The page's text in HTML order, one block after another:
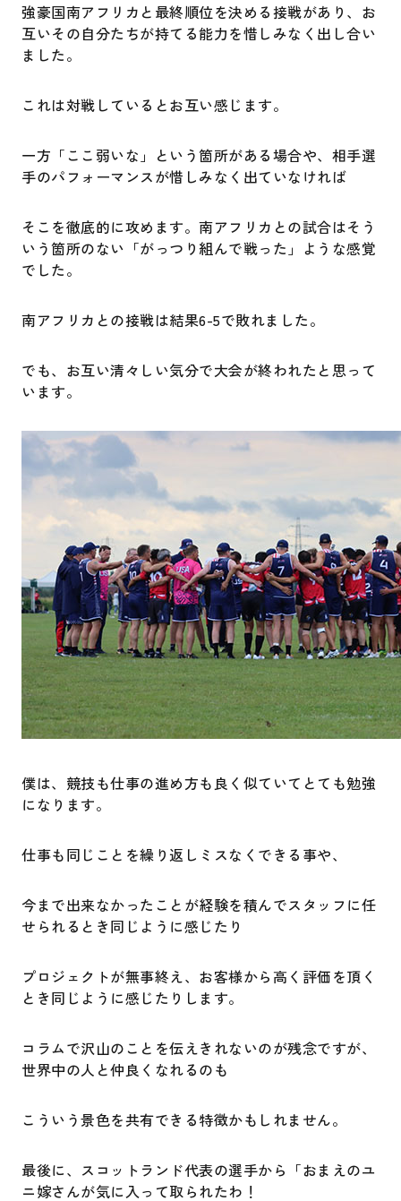
強豪国南アフリカと最終順位を決める接戦があり、お
互いその自分たちが持てる能力を惜しみなく出し合い
ました。
これは対戦しているとお互い感じます。
一方「ここ弱いな」という箇所がある場合や、相手選
手のパフォーマンスが惜しみなく出ていなければ
そこを徹底的に攻めます。南アフリカとの試合はそう
いう箇所のない「がっつり組んで戦った」ような感覚
でした。
南アフリカとの接戦は結果6-5で敗れました。
でも、お互い清々しい気分で大会が終われたと思って
います。
僕は、競技も仕事の進め方も良く似ていてとても勉強
になります。
仕事も同じことを繰り返しミスなくできる事や、
今まで出来なかったことが経験を積んでスタッフに任
せられるとき同じように感じたり
プロジェクトが無事終え、お客様から高く評価を頂く
とき同じように感じたりします。
コラムで沢山のことを伝えきれないのが残念ですが、
世界中の人と仲良くなれるのも
こういう景色を共有できる特徴かもしれません。
最後に、スコットランド代表の選手から「おまえのユ
ニ嫁さんが気に入って取られたわ！